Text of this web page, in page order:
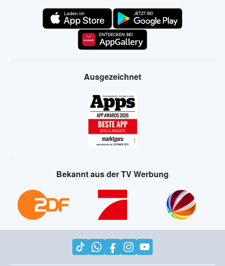
Ausgezeichnet
Bekannt aus der TV Werbung